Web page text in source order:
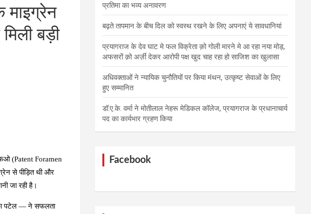
माइग्रेन
बड़ी
(Patent Foramen
से पीड़ित थी और
जा रही है।
पटेल — ने सफलता
प्रतिमा का भव्य अनावरण
बढ़ते तापमान के बीच दिल को स्वस्थ रखने के लिए अपनाएं ये सावधानियां
प्रयागराज के देव घाट मे फल विक्रेता क़ो गोली मारने मे आ रहा नया मोड़,
अफसरों क़ो अर्ज़ी देकर आरोपी पक्ष खुद चाह रहा हो साजिश का खुलासा
अधिवक्ताओं ने न्यायिक चुनौतियों पर किया मंथन, उत्कृष्ट सेवाओं के लिए
हुए सम्मानित
डॉ.ए.के. वर्मा ने मोतीलाल नेहरू मेडिकल कॉलेज, प्रयागराज के प्रधानाचार्य
पद का कार्यभार ग्रहण किया
Facebook